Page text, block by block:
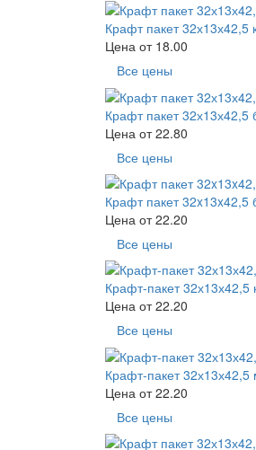
Крафт пакет 32х13х42,5
Цена от 18.00
Все цены
Крафт пакет
Цена от22.80
Все цены
Крафт пакет
Цена от22.20
Все цены
Крафт-пакет
Цена от22.20
Все цены
Крафт-пакет
Цена от22.20
Все цены